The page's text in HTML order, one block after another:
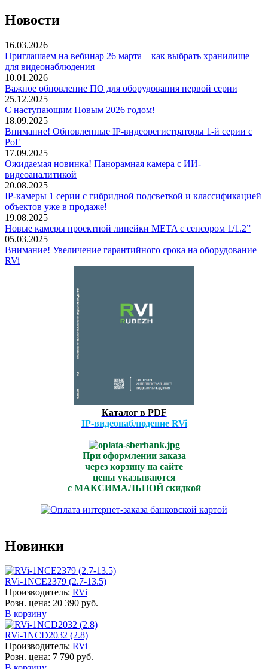
Новости
16.03.2026
Приглашаем на вебинар 26 марта – как выбрать хранилище
для видеонаблюдения
10.01.2026
Важное обновление ПО для оборудования первой серии
25.12.2025
С наступающим Новым 2026 годом!
18.09.2025
Внимание! Обновленные IP-видеорегистраторы 1-й серии с
PoE
17.09.2025
Ожидаемая новинка! Панорамная камера с ИИ-
видеоаналитикой
20.08.2025
IP-камеры 1 серии с гибридной подсветкой и классификацией
объектов уже в продаже!
19.08.2025
Новые камеры проектной линейки META с сенсором 1/1.2”
05.03.2025
Внимание! Увеличение гарантийного срока на оборудование
RVi
Каталог в PDF
IP-видеонаблюдение RVi
При оформлении заказа
через корзину на сайте
цены указываются
с МАКСИМАЛЬНОЙ скидкой
Новинки
RVi-1NCE2379 (2.7-13.5)
Производитель: RVi
Розн. цена: 20 390 руб.
В корзину
RVi-1NCD2032 (2.8)
Производитель: RVi
Розн. цена: 7 790 руб.